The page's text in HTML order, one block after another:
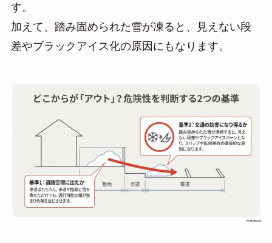
す。
加えて、踏み固められた雪が凍ると、見えない段
差やブラックアイス化の原因にもなります。